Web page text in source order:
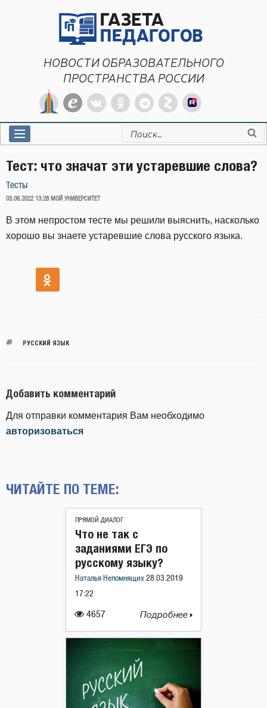
НОВОСТИ ОБРАЗОВАТЕЛЬНОГО
ПРОСТРАНСТВА РОССИИ
Искать:
Тест: что значат эти устаревшие слова?
Тесты
ОПУБЛИКОВАНО
03.06.2022 13:28 МОЙ УНИВЕРСИТЕТ
В этом непростом тесте мы решили выяснить, насколько
хорошо вы знаете устаревшие слова русского языка.
РУССКИЙ ЯЗЫК
Добавить комментарий
Для отправки комментария Вам необходимо
авторизоваться
ЧИТАЙТЕ ПО ТЕМЕ:
ПРЯМОЙ ДИАЛОГ
4657
Что не так с
заданиями ЕГЭ по
русскому языку?
Наталья Непомнящих 28.03.2019
17:22
Подробнее